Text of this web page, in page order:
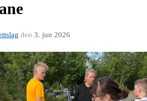
den 3. jun 2026